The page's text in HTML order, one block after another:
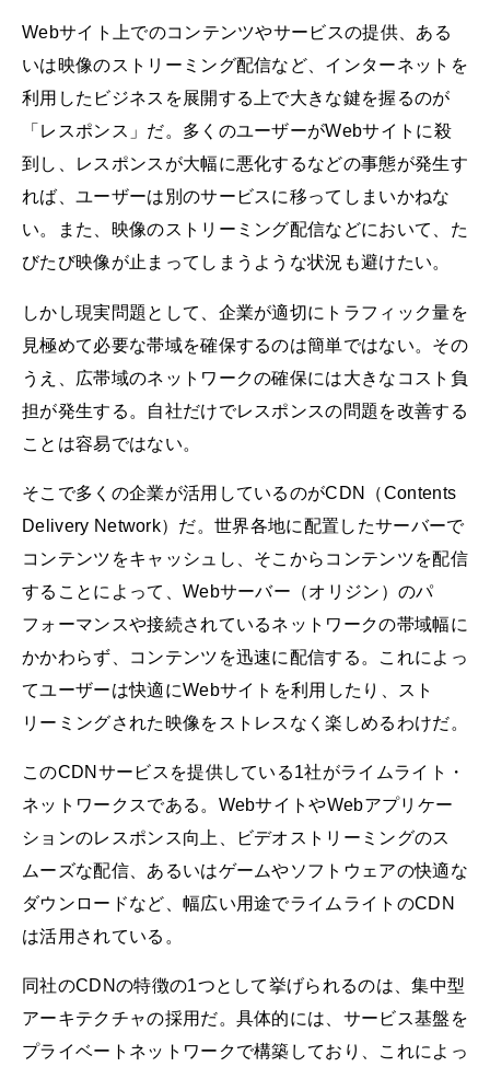
Webサイト上でのコンテンツやサービスの提供、ある
いは映像のストリーミング配信など、インターネットを
利用したビジネスを展開する上で大きな鍵を握るのが
「レスポンス」だ。多くのユーザーがWebサイトに殺
到し、レスポンスが大幅に悪化するなどの事態が発生す
れば、ユーザーは別のサービスに移ってしまいかねな
い。また、映像のストリーミング配信などにおいて、た
びたび映像が止まってしまうような状況も避けたい。
しかし現実問題として、企業が適切にトラフィック量を
見極めて必要な帯域を確保するのは簡単ではない。その
うえ、広帯域のネットワークの確保には大きなコスト負
担が発生する。自社だけでレスポンスの問題を改善する
ことは容易ではない。
そこで多くの企業が活用しているのがCDN（Contents
Delivery Network）だ。世界各地に配置したサーバーで
コンテンツをキャッシュし、そこからコンテンツを配信
することによって、Webサーバー（オリジン）のパ
フォーマンスや接続されているネットワークの帯域幅に
かかわらず、コンテンツを迅速に配信する。これによっ
てユーザーは快適にWebサイトを利用したり、スト
リーミングされた映像をストレスなく楽しめるわけだ。
このCDNサービスを提供している1社がライムライト・
ネットワークスである。WebサイトやWebアプリケー
ションのレスポンス向上、ビデオストリーミングのス
ムーズな配信、あるいはゲームやソフトウェアの快適な
ダウンロードなど、幅広い用途でライムライトのCDN
は活用されている。
同社のCDNの特徴の1つとして挙げられるのは、集中型
アーキテクチャの採用だ。具体的には、サービス基盤を
プライベートネットワークで構築しており、これによっ